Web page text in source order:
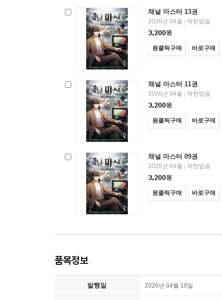
채널 마스터 13권
2026년 04월
제한없음
3,200원
원클릭구매 바로구매
채널 마스터 11권
2026년 04월
제한없음
3,200원
원클릭구매 바로구매
채널 마스터 09권
2026년 04월
제한없음
3,200원
원클릭구매 바로구매
품목정보
발행일 2026년 04월 10일